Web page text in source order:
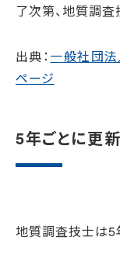
了次第、地質調査
出典：一般社団
ページ
5年ごとに更
地質調査技士は5